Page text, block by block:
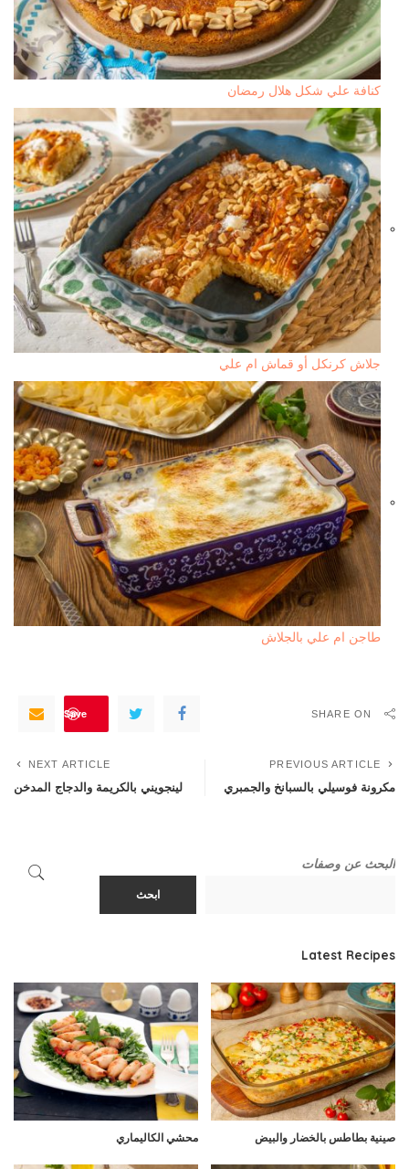
كنافة علي شكل هلال رمضان
جلاش كرنكل أو قماش ام علي
طاجن ام علي بالجلاش
SHARE ON
Save
PREVIOUS ARTICLE
مكرونة فوسيلي بالسبانخ والجمبري
NEXT ARTICLE
لينجويني بالكريمة والدجاج المدخن
البحث عن وصفات
ابحث
Latest Recipes
صينية بطاطس بالخضار والبيض محشي الكاليماري